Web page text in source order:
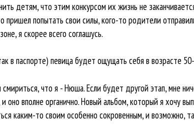
детям, что этим конкурсом их жизнь не
пришел попытать свои силы, кого-то родители
я скорее всего соглашусь.
в паспорте) певица будет ощущать себя в возрасте
что я - Нюша. Если будет другой этап, мне
вполне органично. Новый альбом, который я хочу
каким-то своим особенно сокровенным, и возможно,